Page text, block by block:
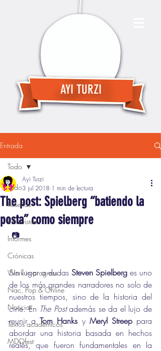
AYI TURZI
Entrada
Todo
Reseñas
Entrevistas
Informes
Crónicas
Work in progress
Nac, Pop & Online
Noticias
Textos académicos
MDQfest
Todo
The post: Spielberg “batiendo la
posta” como siempre
Ayi Turzi
3 jul 2018 1 min de lectura
📷
Sin lugar a dudas Steven Spielberg es uno
de los más grandes narradores no solo de
nuestros tiempos, sino de la historia del
cine. En The Post además se da el lujo de
reunir a Tom Hanks y Meryl Streep para
abordar una historia basada en hechos
reales, que fueron fundamentales en la